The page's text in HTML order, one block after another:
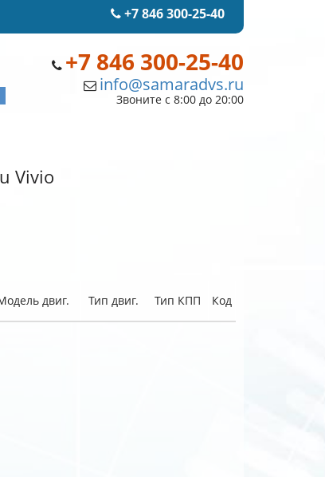
+7 846 300-25-40
+7 846 300-25-40
info@samaradvs.ru
Звоните с 8:00 до 20:00
Vivio
двиг. Тип двиг. Тип КПП Код